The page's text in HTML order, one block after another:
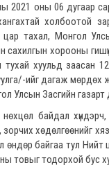
2021 оны 06 дугаар
холбоотой
тахал, Монгол
сахилгын хорооны
хуульд заасан
ийг дагаж мөрдөх
Улсын Засгийн газарт
байдал
хөдөлгөөнийг
байгаа тул Нийт
товыг тодорхой бус